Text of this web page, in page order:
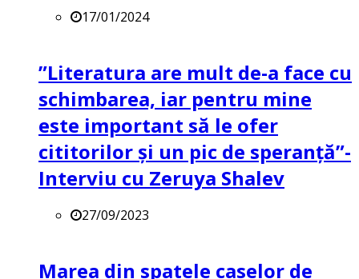
17/01/2024
”Literatura are mult de-a face cu
schimbarea, iar pentru mine
este important să le ofer
cititorilor și un pic de speranță”-
Interviu cu Zeruya Shalev
27/09/2023
Marea din spatele caselor de